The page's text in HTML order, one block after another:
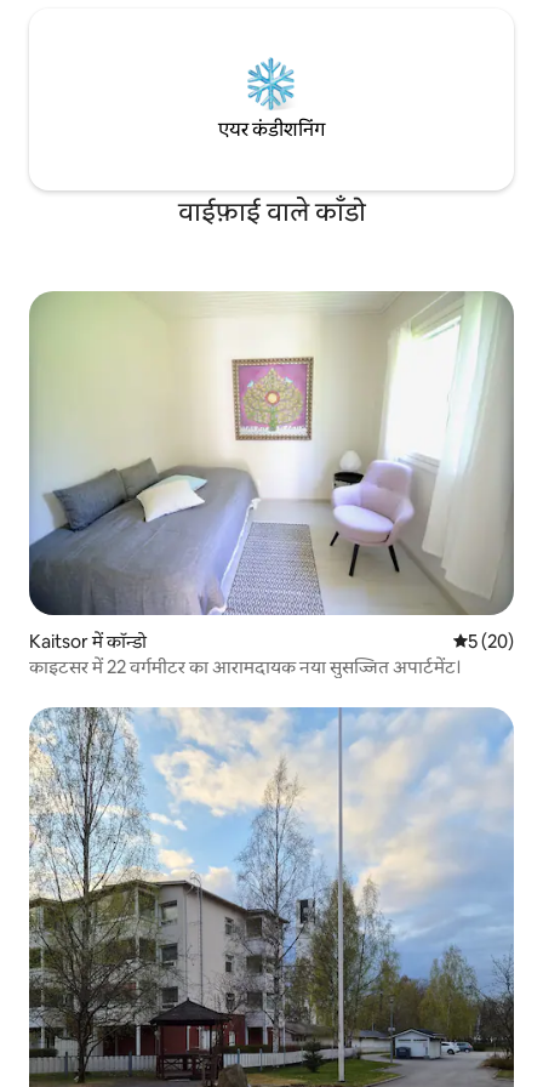
एयर कंडीशनिंग
वाईफ़ाई वाले काँडो
Kaitsor में कॉन्डो औसत रेटिंग
5 (20)
काइटसर में 22 वर्गमीटर का आरामदायक नया सुसज्जित अपार्टमेंट।